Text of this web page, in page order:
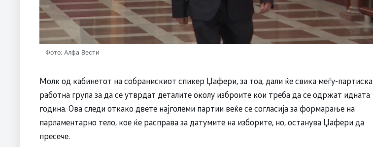
Фото: Алфа Вести
Молк од кабинетот на собранискиот спикер Џафери, за тоа, дали ќе свика меѓу-партиска
работна група за да се утврдат деталите околу изброите кои треба да се одржат идната
година. Ова следи откако двете најголеми партии веќе се согласија за формарање на
парламентарно тело, кое ќе расправа за датумите на изборите, но, останува Џафери да
пресече.